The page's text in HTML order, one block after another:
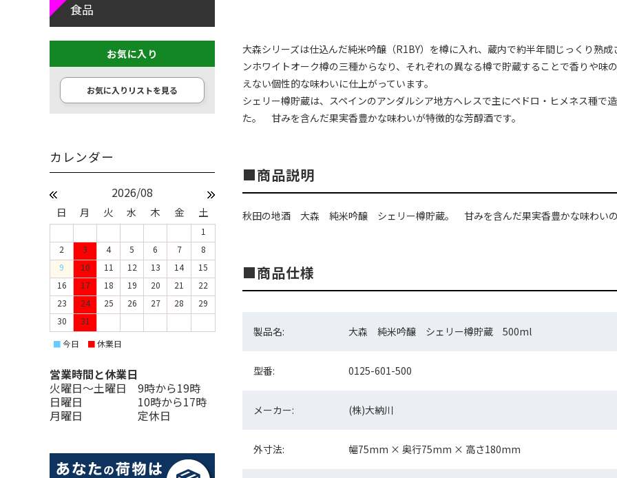
大森シリーズは仕込んだ純米吟醸（R1BY）を樽に入れ、蔵内で約半年間じっくり熟
ンホワイトオーク樽の三種からなり、それぞれの異なる樽で貯蔵することで香りや
えない個性的な味わいに仕上がっています。
シェリー樽貯蔵は、スペインのアンダルシア地方ヘレスで主にペドロ・ヒメネス種で
た。 甘みを含んだ果実香豊かな味わいが特徴的な芳醇酒です。
商品説明
秋田の地酒 大森 純米吟醸 シェリー樽貯蔵。 甘みを含んだ果実香豊かな味わい
商品仕様
製品名: 大森 純米吟醸 シェリー樽貯蔵 500ml
型番: 0125-601-500
メーカー: (株)大納川
外寸法: 幅75mm × 奥行75mm × 高さ180mm
食品
お気に入り
お気に入りリストを見る
2026/08
日 月 火 水 木 金 土
1
2
3 4 5 6 7
8
9
10 11 12 13 14
15
16
17 18 19 20 21
22
23
24 25 26 27 28
29
30
31
■今日 ■休業日
営業時間と休業日
火曜日〜土曜日 9時から19時
日曜日 10時から17時
月曜日 定休日